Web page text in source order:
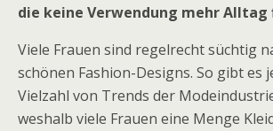
die keine Verwendung mehr
Viele Frauen sind regelrecht süchtig
schönen Fashion-Designs. So gibt es
Vielzahl von Trends der
weshalb viele Frauen eine Menge